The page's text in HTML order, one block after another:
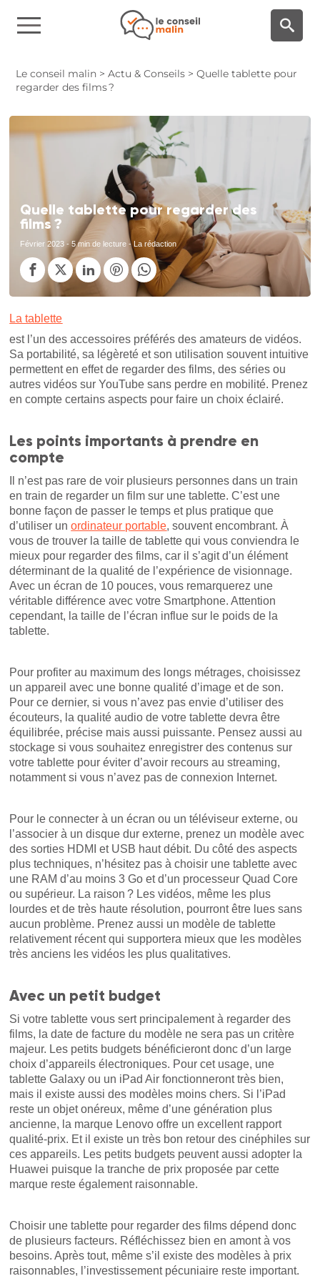
Le conseil malin >Actu & Conseils >Quelle tablette pour
regarder des films ?
Quelle tablette pour regarder des
films ?
Février 2023 - 5 min de lecture - La rédaction
La tablette
est l’un des accessoires préférés des amateurs de vidéos.
Sa portabilité, sa légèreté et son utilisation souvent intuitive
permettent en effet de regarder des films, des séries ou
autres vidéos sur YouTube sans perdre en mobilité. Prenez
en compte certains aspects pour faire un choix éclairé.
Les points importants à prendre en
compte
Il n’est pas rare de voir plusieurs personnes dans un train
en train de regarder un film sur une tablette. C’est une
bonne façon de passer le temps et plus pratique que
d’utiliser unordinateur portable, souvent encombrant. À
vous de trouver la taille de tablette qui vous conviendra le
mieux pour regarder des films, car il s’agit d’un élément
déterminant de la qualité de l’expérience de visionnage.
Avec un écran de 10 pouces, vous remarquerez une
véritable différence avec votre Smartphone. Attention
cependant, la taille de l’écran influe sur le poids de la
tablette.
Pour profiter au maximum des longs métrages, choisissez
un appareil avec une bonne qualité d’image et de son.
Pour ce dernier, si vous n’avez pas envie d’utiliser des
écouteurs, la qualité audio de votre tablette devra être
équilibrée, précise mais aussi puissante. Pensez aussi au
stockage si vous souhaitez enregistrer des contenus sur
votre tablette pour éviter d’avoir recours au streaming,
notamment si vous n’avez pas de connexion Internet.
Pour le connecter à un écran ou un téléviseur externe, ou
l’associer à un disque dur externe, prenez un modèle avec
des sorties HDMI et USB haut débit. Du côté des aspects
plus techniques, n’hésitez pas à choisir une tablette avec
une RAM d’au moins 3 Go et d’un processeur Quad Core
ou supérieur. La raison ? Les vidéos, même les plus
lourdes et de très haute résolution, pourront être lues sans
aucun problème. Prenez aussi un modèle de tablette
relativement récent qui supportera mieux que les modèles
très anciens les vidéos les plus qualitatives.
Avec un petit budget
Si votre tablette vous sert principalement à regarder des
films, la date de facture du modèle ne sera pas un critère
majeur. Les petits budgets bénéficieront donc d’un large
choix d’appareils électroniques. Pour cet usage, une
tablette Galaxy ou un iPad Air fonctionneront très bien,
mais il existe aussi des modèles moins chers. Si l’iPad
reste un objet onéreux, même d’une génération plus
ancienne, la marque Lenovo offre un excellent rapport
qualité-prix. Et il existe un très bon retour des cinéphiles sur
ces appareils. Les petits budgets peuvent aussi adopter la
Huawei puisque la tranche de prix proposée par cette
marque reste également raisonnable.
Choisir une tablette pour regarder des films dépend donc
de plusieurs facteurs. Réfléchissez bien en amont à vos
besoins. Après tout, même s’il existe des modèles à prix
raisonnables, l’investissement pécuniaire reste important.